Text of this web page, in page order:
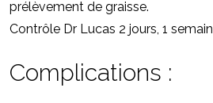
prélèvement de graisse.
Contrôle Dr Lucas 2 jours, 1
Complications :